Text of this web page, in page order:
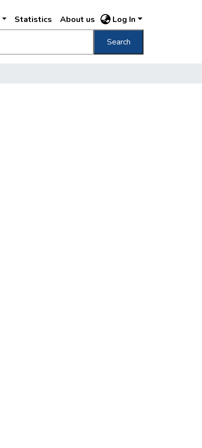
Statistics About us Log In
Search